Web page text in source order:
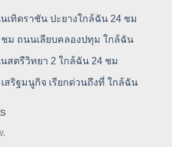
เทิดราชัน ปะยางใกล้ฉัน 24 ชม
ม ถนนเลียบคลองปทุม ใกล้ฉัน
สตรีวิทยา 2 ใกล้ฉัน 24 ชม
สริฐมนูกิจ เรียกด่วนถึงที่ ใกล้ฉัน